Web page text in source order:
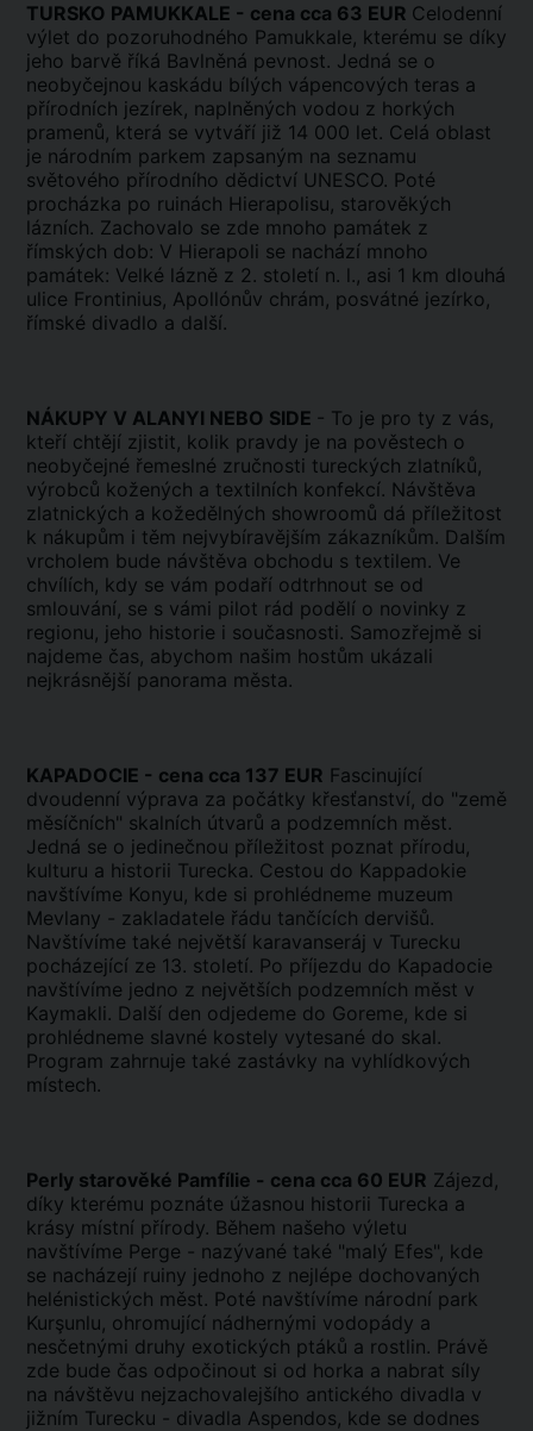
TURSKO PAMUKKALE - cena cca 63 EUR Celodenní
výlet do pozoruhodného Pamukkale, kterému se díky
jeho barvě říká Bavlněná pevnost. Jedná se o
neobyčejnou kaskádu bílých vápencových teras a
přírodních jezírek, naplněných vodou z horkých
pramenů, která se vytváří již 14 000 let. Celá oblast
je národním parkem zapsaným na seznamu
světového přírodního dědictví UNESCO. Poté
procházka po ruinách Hierapolisu, starověkých
lázních. Zachovalo se zde mnoho památek z
římských dob: V Hierapoli se nachází mnoho
památek: Velké lázně z 2. století n. l., asi 1 km dlouhá
ulice Frontinius, Apollónův chrám, posvátné jezírko,
římské divadlo a další.
NÁKUPY V ALANYI NEBO SIDE - To je pro ty z vás,
kteří chtějí zjistit, kolik pravdy je na pověstech o
neobyčejné řemeslné zručnosti tureckých zlatníků,
výrobců kožených a textilních konfekcí. Návštěva
zlatnických a kožedělných showroomů dá příležitost
k nákupům i těm nejvybíravějším zákazníkům. Dalším
vrcholem bude návštěva obchodu s textilem. Ve
chvílích, kdy se vám podaří odtrhnout se od
smlouvání, se s vámi pilot rád podělí o novinky z
regionu, jeho historie i současnosti. Samozřejmě si
najdeme čas, abychom našim hostům ukázali
nejkrásnější panorama města.
KAPADOCIE - cena cca 137 EUR Fascinující
dvoudenní výprava za počátky křesťanství, do "země
měsíčních" skalních útvarů a podzemních měst.
Jedná se o jedinečnou příležitost poznat přírodu,
kulturu a historii Turecka. Cestou do Kappadokie
navštívíme Konyu, kde si prohlédneme muzeum
Mevlany - zakladatele řádu tančících dervišů.
Navštívíme také největší karavanseráj v Turecku
pocházející ze 13. století. Po příjezdu do Kapadocie
navštívíme jedno z největších podzemních měst v
Kaymakli. Další den odjedeme do Goreme, kde si
prohlédneme slavné kostely vytesané do skal.
Program zahrnuje také zastávky na vyhlídkových
místech.
Perly starověké Pamfílie - cena cca 60 EUR Zájezd,
díky kterému poznáte úžasnou historii Turecka a
krásy místní přírody. Během našeho výletu
navštívíme Perge - nazývané také "malý Efes", kde
se nacházejí ruiny jednoho z nejlépe dochovaných
helénistických měst. Poté navštívíme národní park
Kurşunlu, ohromující nádhernými vodopády a
nesčetnými druhy exotických ptáků a rostlin. Právě
zde bude čas odpočinout si od horka a nabrat síly
na návštěvu nejzachovalejšího antického divadla v
jižním Turecku - divadla Aspendos, kde se dodnes